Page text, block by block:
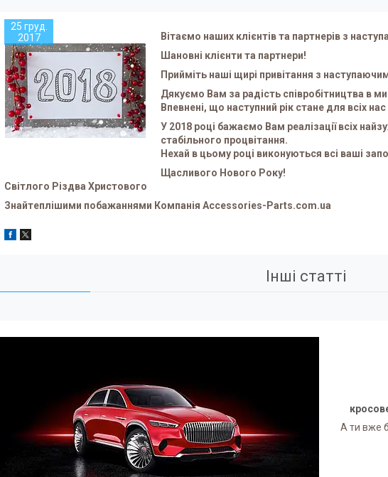
25 груд.
2017
Вітаємо наших клієнтів та партнерів з
Шановні клієнти та партнери!
Прийміть наші щирі привітання з
Дякуємо Вам за радість співробітництва в
Впевнені, що наступний рік стане для всіх
У 2018 році бажаємо Вам реалізації всіх
стабільного процвітання.
Нехай в цьому році виконуються всі ваші
Щасливого Нового Року!
Світлого Різдва Христового
Знайтеплішими побажаннями Компанія Accessories-Parts.com.ua
Інші статті
А ти вже